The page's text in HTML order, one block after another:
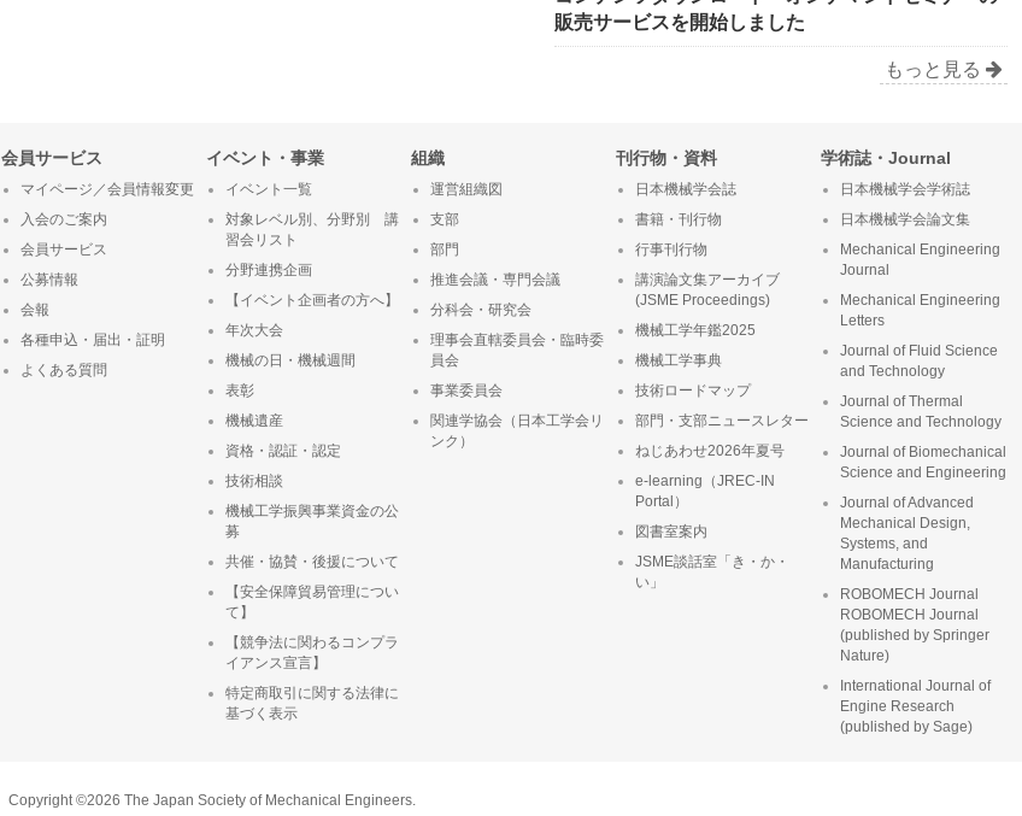
販売サービスを開始しました
もっと見る
会員サービス
マイページ／会員情報変更
入会のご案内
会員サービス
公募情報
会報
各種申込・届出・証明
よくある質問
イベント・事業
イベント一覧
対象レベル別、分野別 講
習会リスト
分野連携企画
【イベント企画者の方へ】
年次大会
機械の日・機械週間
表彰
機械遺産
資格・認証・認定
技術相談
機械工学振興事業資金の公
募
共催・協賛・後援について
【安全保障貿易管理につい
て】
【競争法に関わるコンプラ
イアンス宣言】
特定商取引に関する法律に
基づく表示
組織
運営組織図
支部
部門
推進会議・専門会議
分科会・研究会
理事会直轄委員会・臨時委
員会
事業委員会
関連学協会（日本工学会リ
ンク）
刊行物・資料
日本機械学会誌
書籍・刊行物
行事刊行物
講演論文集アーカイブ
(JSME Proceedings)
機械工学年鑑2025
機械工学事典
技術ロードマップ
部門・支部ニュースレター
ねじあわせ2026年夏号
e-learning（JREC-IN
Portal）
図書室案内
JSME談話室「き・か・
い」
学術誌・Journal
日本機械学会学術誌
日本機械学会論文集
Mechanical Engineering
Journal
Mechanical Engineering
Letters
Journal of Fluid Science
and Technology
Journal of Thermal
Science and Technology
Journal of Biomechanical
Science and Engineering
Journal of Advanced
Mechanical Design,
Systems, and
Manufacturing
ROBOMECH Journal
ROBOMECH Journal
(published by Springer
Nature)
International Journal of
Engine Research
(published by Sage)
Copyright ©2026 The Japan Society of Mechanical Engineers.